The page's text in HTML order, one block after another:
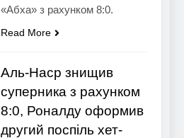
«Абха» з рахунком 8:0.
Read More
Аль-Наср знищив
суперника з рахунком
8:0, Роналду оформив
другий поспіль хет-